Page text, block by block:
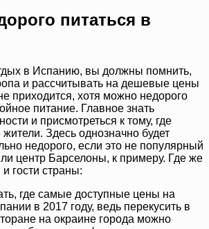
питаться в
в Испанию, вы должны помнить,
и рассчитывать на дешевые цены
приходится, хотя можно недорого
питание. Главное знать
и присмотреться к тому, где
Здесь однозначно будет
недорого, если это не популярный
центр Барселоны, к примеру. Где же
гости страны:
где самые доступные цены на
в 2017 году, ведь перекусить в
на окраине города можно